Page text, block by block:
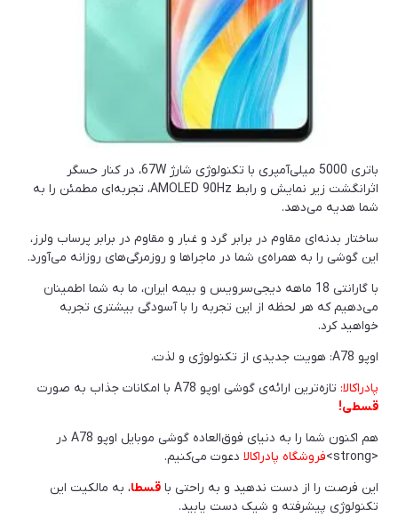
باتری 5000 میلی‌آمپری با تکنولوژی شارژ 67W، در کنار حسگر
اثرانگشت زیر نمایش و رابط AMOLED 90Hz، تجربه‌ای مطمئن را به
شما هدیه می‌دهد.
ساختار بدنه‌ای مقاوم در برابر گرد و غبار و مقاوم در برابر پرساب ولرز،
این گوشی را به همراه‌ی شما در ماجراها و روزمرگی‌های روزانه می‌آورد.
با گارانتی 18 ماهه دیجی‌سرویس و بیمه ایران، ما به شما اطمینان
می‌دهیم که هر لحظه از این تجربه را با آسودگی بیشتری تجربه
خواهید کرد.
اوپو A78: هویت جدیدی از تکنولوژی و لذت.
پادراکالا: تازه‌ترین ارائه‌ی گوشی اوپو A78 با امکانات جذاب به صورت
قسطی!
هم اکنون شما را به دنیای فوق‌العاده گوشی موبایل اوپو A78 در
<strong>
فروشگاه پادراکالا دعوت می‌کنیم.
این فرصت را از دست ندهید و به راحتی با قسطا، به مالکیت این
تکنولوژی پیشرفته و شیک دست یابید.